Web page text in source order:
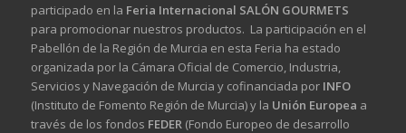
participado en la Feria Internacional SALÓN GOURMETS
para promocionar nuestros productos. La participación en el
Pabellón de la Región de Murcia en esta Feria ha estado
organizada por la Cámara Oficial de Comercio, Industria,
Servicios y Navegación de Murcia y cofinanciada por INFO
(Instituto de Fomento Región de Murcia) y la Unión Europea a
través de los fondos FEDER (Fondo Europeo de desarrollo